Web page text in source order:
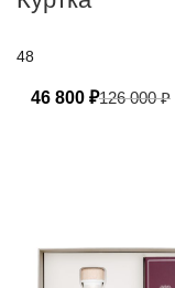
48
46 800 ₽126 000₽